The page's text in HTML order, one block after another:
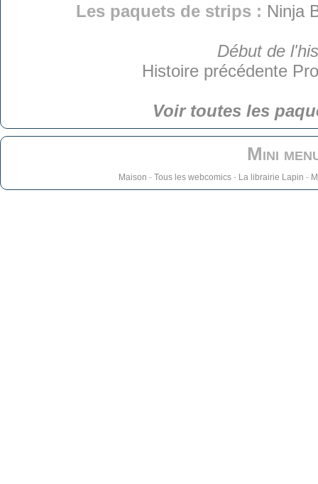
Les paquets de strips : Ninja
Début de
Histoire précédente
Voir toutes les
Mini
Maison - Tous les webcomics- La librairie Lapin -